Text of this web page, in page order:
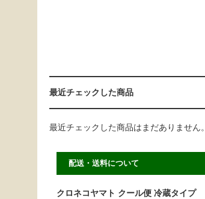
最近チェックした商品
最近チェックした商品はまだありません。
配送・送料について
クロネコヤマト クール便 冷蔵タイプ